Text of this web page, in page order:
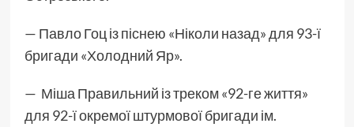
— Павло Гоц із піснею «Ніколи назад» для 93-ї
бригади «Холодний Яр».
— Міша Правильний із треком «92-ге життя»
для 92-ї окремої штурмової бригади ім.